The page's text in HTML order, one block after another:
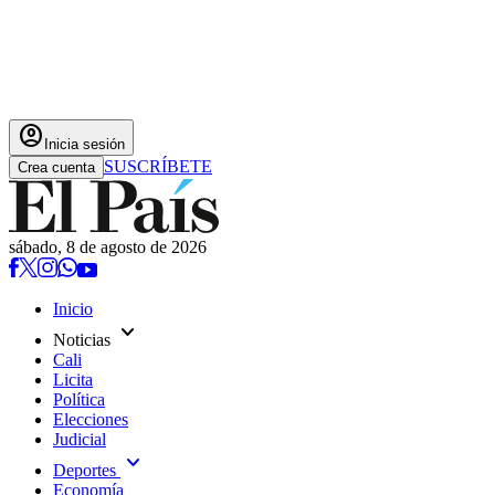
account_circle Inicia sesión
Crea cuenta SUSCRÍBETE
sábado, 8 de agosto de 2026
Inicio
Noticias expand_more
Cali
Licita
Política
Elecciones
Judicial
Deportes expand_more
Economía